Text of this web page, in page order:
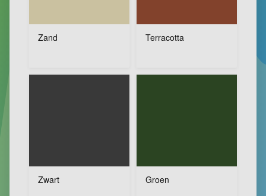
Zand Terracotta
Zwart Groen